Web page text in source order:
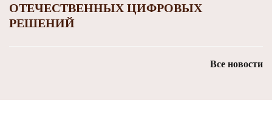
ОТЕЧЕСТВЕННЫХ ЦИФРОВЫХ
РЕШЕНИЙ
Все новости